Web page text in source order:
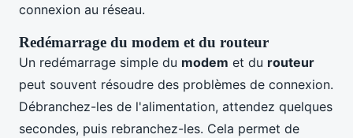
connexion au réseau.
Redémarrage du modem et du routeur
Un redémarrage simple du modem et du routeur
peut souvent résoudre des problèmes de connexion.
Débranchez-les de l'alimentation, attendez quelques
secondes, puis rebranchez-les. Cela permet de